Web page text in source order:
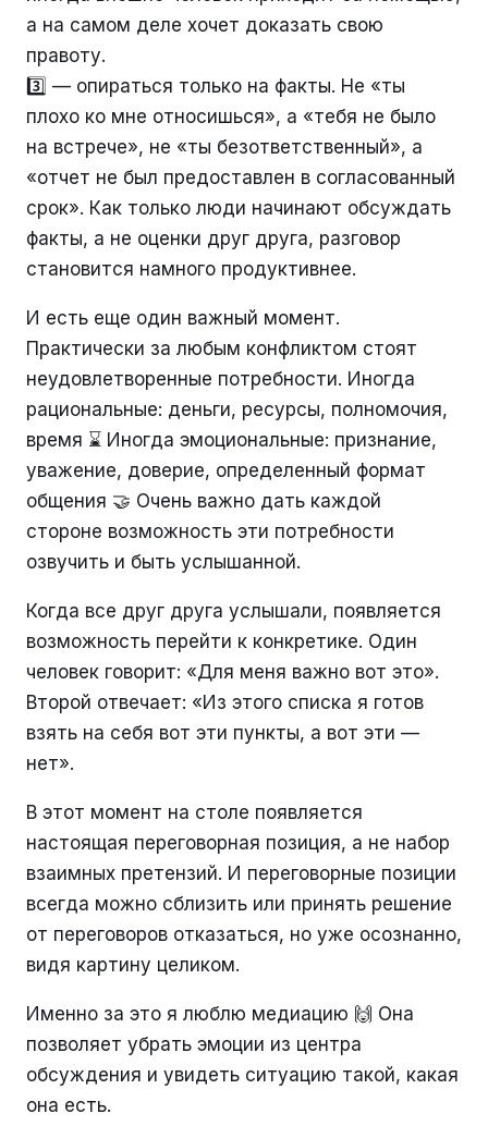
а на самом деле хочет доказать свою
правоту.
3️⃣ — опираться только на факты. Не «ты
плохо ко мне относишься», а «тебя не было
на встрече», не «ты безответственный», а
«отчет не был предоставлен в согласованный
срок». Как только люди начинают обсуждать
факты, а не оценки друг друга, разговор
становится намного продуктивнее.
И есть еще один важный момент.
Практически за любым конфликтом стоят
неудовлетворенные потребности. Иногда
рациональные: деньги, ресурсы, полномочия,
время ⌛️ Иногда эмоциональные: признание,
уважение, доверие, определенный формат
общения 🤝 Очень важно дать каждой
стороне возможность эти потребности
озвучить и быть услышанной.
Когда все друг друга услышали, появляется
возможность перейти к конкретике. Один
человек говорит: «Для меня важно вот это».
Второй отвечает: «Из этого списка я готов
взять на себя вот эти пункты, а вот эти —
нет».
В этот момент на столе появляется
настоящая переговорная позиция, а не набор
взаимных претензий. И переговорные позиции
всегда можно сблизить или принять решение
от переговоров отказаться, но уже осознанно,
видя картину целиком.
Именно за это я люблю медиацию 🙌 Она
позволяет убрать эмоции из центра
обсуждения и увидеть ситуацию такой, какая
она есть.